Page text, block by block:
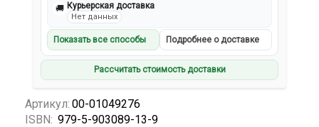
🚚 Курьерская доставка
Нет данных
Показать все способы Подробнее о доставке
Рассчитать стоимость доставки
Артикул: 00-01049276
ISBN: 979-5-903089-13-9